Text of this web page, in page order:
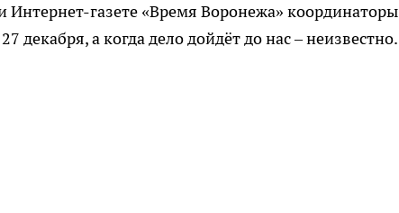
Интернет-газете «Время Воронежа» координаторы
декабря, а когда дело дойдёт до нас – неизвестно.